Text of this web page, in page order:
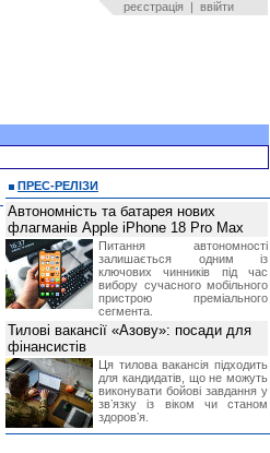
реєстрація | ввійти
ПРЕС-РЕЛІЗИ
Автономність та батарея нових
флагманів Apple iPhone 18 Pro Max
Питання автономності
залишається одним із
ключових чинників під час
вибору сучасного мобільного
пристрою преміального
сегмента.
Тилові вакансії «Азову»: посади для
фінансистів
Ця тилова вакансія підходить
для кандидатів, що не можуть
виконувати бойові завдання у
звʼязку із віком чи станом
здоровʼя.